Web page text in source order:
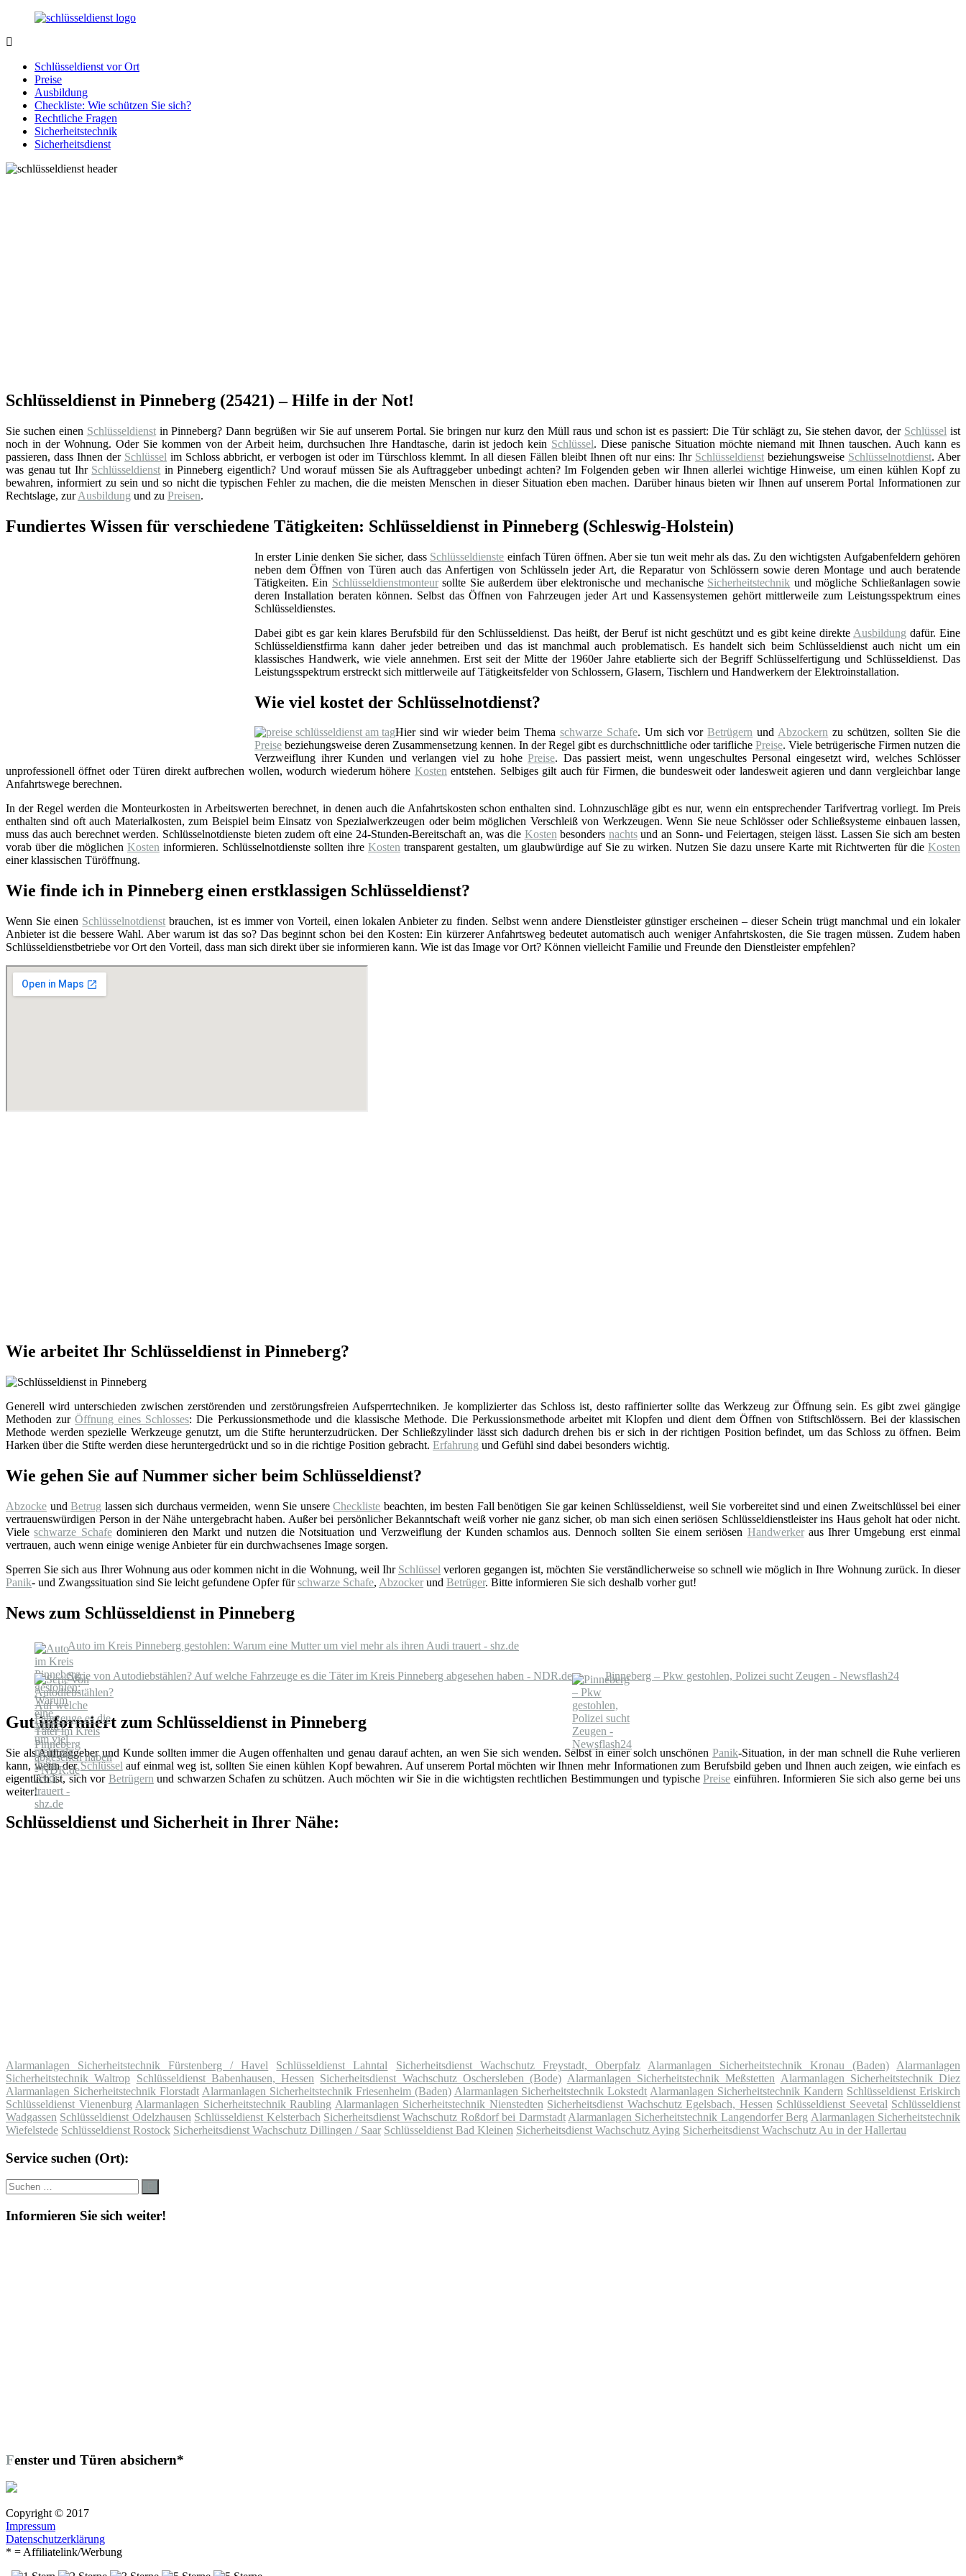
Zurück
Inhalt
Notlage
wird
gelöst!
Schlüsseldienst vor Ort
Preise
Ausbildung
Checkliste: Wie schützen Sie sich?
Rechtliche Fragen
Sicherheitstechnik
Sicherheitsdienst
Schlüsseldienst in Pinneberg (25421) – Hilfe in der Not!
Sie suchen einen Schlüsseldienstin Pinneberg? Dann begrüßen wir Sie auf unserem Portal. Sie bringen nur kurz den Müll raus und schon ist es passiert: Die Tür schlägt zu, Sie stehen davor, der Schlüssel ist
noch in der Wohnung. Oder Sie kommen von der Arbeit heim, durchsuchen Ihre Handtasche, darin ist jedoch kein Schlüssel. Diese panische Situation möchte niemand mit Ihnen tauschen. Auch kann es
passieren, dass Ihnen der Schlüssel im Schloss abbricht, er verbogen ist oder im Türschloss klemmt. In all diesen Fällen bleibt Ihnen oft nur eins: Ihr Schlüsseldienst beziehungsweise Schlüsselnotdienst. Aber
was genau tut Ihr Schlüsseldienst in Pinneberg eigentlich? Und worauf müssen Sie als Auftraggeber unbedingt achten? Im Folgenden geben wir Ihnen allerlei wichtige Hinweise, um einen kühlen Kopf zu
bewahren, informiert zu sein und so nicht die typischen Fehler zu machen, die die meisten Menschen in dieser Situation eben machen. Darüber hinaus bieten wir Ihnen auf unserem Portal Informationen zur
Rechtslage, zurAusbildung und zu Preisen.
Fundiertes Wissen für verschiedene Tätigkeiten: Schlüsseldienst in Pinneberg (Schleswig-Holstein)
In erster Linie denken Sie sicher, dass Schlüsseldienste einfach Türen öffnen. Aber sie tun weit mehr als das. Zu den wichtigsten Aufgabenfeldern gehören
neben dem Öffnen von Türen auch das Anfertigen von Schlüsseln jeder Art, die Reparatur von Schlössern sowie deren Montage und auch beratende
Tätigkeiten. Ein Schlüsseldienstmonteursollte Sie außerdem über elektronische und mechanische Sicherheitstechnik und mögliche Schließanlagen sowie
deren Installation beraten können. Selbst das Öffnen von Fahrzeugen jeder Art und Kassensystemen gehört mittlerweile zum Leistungsspektrum eines
Schlüsseldienstes.
Dabei gibt es gar kein klares Berufsbild für den Schlüsseldienst. Das heißt, der Beruf ist nicht geschützt und es gibt keine direkte Ausbildung dafür. Eine
Schlüsseldienstfirma kann daher jeder betreiben und das ist manchmal auch problematisch. Es handelt sich beim Schlüsseldienst auch nicht um ein
klassisches Handwerk, wie viele annehmen. Erst seit der Mitte der 1960er Jahre etablierte sich der Begriff Schlüsselfertigung und Schlüsseldienst. Das
Leistungsspektrum erstreckt sich mittlerweile auf Tätigkeitsfelder von Schlossern, Glasern, Tischlern und Handwerkern der Elektroinstallation.
Wie viel kostet der Schlüsselnotdienst?
Hier sind wir wieder beim Thema schwarze Schafe. Um sich vorBetrügern undAbzockern zu schützen, sollten Sie die
Preise beziehungsweise deren Zusammensetzung kennen. In der Regel gibt es durchschnittliche oder tarifliche Preise. Viele betrügerische Firmen nutzen die
Verzweiflung ihrer Kunden und verlangen viel zu hohe Preise. Das passiert meist, wenn ungeschultes Personal eingesetzt wird, welches Schlösser
unprofessionell öffnet oder Türen direkt aufbrechen wollen, wodurch wiederum höhere Kostenentstehen. Selbiges gilt auch für Firmen, die bundesweit oder landesweit agieren und dann vergleichbar lange
Anfahrtswege berechnen.
In der Regel werden die Monteurkosten in Arbeitswerten berechnet, in denen auch die Anfahrtskosten schon enthalten sind. Lohnzuschläge gibt es nur, wenn ein entsprechender Tarifvertrag vorliegt. Im Preis
enthalten sind oft auch Materialkosten, zum Beispiel beim Einsatz von Spezialwerkzeugen oder beim möglichen Verschleiß von Werkzeugen. Wenn Sie neue Schlösser oder Schließsysteme einbauen lassen,
muss das auch berechnet werden. Schlüsselnotdienste bieten zudem oft eine 24-Stunden-Bereitschaft an, was die Kostenbesonders nachtsund an Sonn- und Feiertagen, steigen lässt. Lassen Sie sich am besten
vorab über die möglichen Kosten informieren. Schlüsselnotdienste sollten ihre Kosten transparent gestalten, um glaubwürdige auf Sie zu wirken. Nutzen Sie dazu unsere Karte mit Richtwerten für die Kosten
einer klassischen Türöffnung.
Wie finde ich in Pinneberg einen erstklassigen Schlüsseldienst?
Wenn Sie einen Schlüsselnotdienst brauchen, ist es immer von Vorteil, einen lokalen Anbieter zu finden. Selbst wenn andere Dienstleister günstiger erscheinen – dieser Schein trügt manchmal und ein lokaler
Anbieter ist die bessere Wahl. Aber warum ist das so? Das beginnt schon bei den Kosten: Ein kürzerer Anfahrtsweg bedeutet automatisch auch weniger Anfahrtskosten, die Sie tragen müssen. Zudem haben
Schlüsseldienstbetriebe vor Ort den Vorteil, dass man sich direkt über sie informieren kann. Wie ist das Image vor Ort? Können vielleicht Familie und Freunde den Dienstleister empfehlen?
Wie arbeitet Ihr Schlüsseldienst in Pinneberg?
Generell wird unterschieden zwischen zerstörenden und zerstörungsfreien Aufsperrtechniken. Je komplizierter das Schloss ist, desto raffinierter sollte das Werkzeug zur Öffnung sein. Es gibt zwei gängige
Methoden zurÖffnung eines Schlosses: Die Perkussionsmethode und die klassische Methode. Die Perkussionsmethode arbeitet mit Klopfen und dient dem Öffnen von Stiftschlössern. Bei der klassischen
Methode werden spezielle Werkzeuge genutzt, um die Stifte herunterzudrücken. Der Schließzylinder lässt sich dadurch drehen bis er sich in der richtigen Position befindet, um das Schloss zu öffnen. Beim
Harken über die Stifte werden diese heruntergedrückt und so in die richtige Position gebracht. Erfahrung und Gefühl sind dabei besonders wichtig.
Wie gehen Sie auf Nummer sicher beim Schlüsseldienst?
Abzocke undBetrug lassen sich durchaus vermeiden, wenn Sie unsereCheckliste beachten, im besten Fall benötigen Sie gar keinen Schlüsseldienst, weil Sie vorbereitet sind und einen Zweitschlüssel bei einer
vertrauenswürdigen Person in der Nähe untergebracht haben. Außer bei persönlicher Bekanntschaft weiß vorher nie ganz sicher, ob man sich einen seriösen Schlüsseldienstleister ins Haus geholt hat oder nicht.
Vieleschwarze Schafedominieren den Markt und nutzen die Notsituation und Verzweiflung der Kunden schamlos aus. Dennoch sollten Sie einem seriösen Handwerkeraus Ihrer Umgebung erst einmal
vertrauen, auch wenn einige wenige Anbieter für ein durchwachsenes Image sorgen.
Sperren Sie sich aus Ihrer Wohnung aus oder kommen nicht in die Wohnung, weil Ihr Schlüssel verloren gegangen ist, möchten Sie verständlicherweise so schnell wie möglich in Ihre Wohnung zurück. In dieser
Panik- und Zwangssituation sind Sie leicht gefundene Opfer fürschwarze Schafe, Abzocker und Betrüger. Bitte informieren Sie sich deshalb vorher gut!
News zum Schlüsseldienst in Pinneberg
Auto im Kreis Pinneberg gestohlen: Warum eine Mutter um viel mehr als ihren Audi trauert - shz.de
Serie von Autodiebstählen? Auf welche Fahrzeuge es die Täter im Kreis Pinneberg abgesehen haben - NDR.de Pinneberg – Pkw gestohlen, Polizei sucht Zeugen - Newsflash24
Gut informiert zum Schlüsseldienst in Pinneberg
Sie als Auftraggeber und Kunde sollten immer die Augen offenhalten und genau darauf achten, an wen Sie sich wenden. Selbst in einer solch unschönenPanik-Situation, in der man schnell die Ruhe verlieren
kann, wenn derSchlüssel auf einmal weg ist, sollten Sie einen kühlen Kopf bewahren. Auf unserem Portal möchten wir Ihnen mehr Informationen zum Berufsbild geben und Ihnen auch zeigen, wie einfach es
eigentlich ist, sich vor Betrügern und schwarzen Schafen zu schützen. Auch möchten wir Sie in die wichtigsten rechtlichen Bestimmungen und typischePreise einführen. Informieren Sie sich also gerne bei uns
weiter!
Schlüsseldienst und Sicherheit in Ihrer Nähe:
Alarmanlagen Sicherheitstechnik Fürstenberg / Havel Schlüsseldienst Lahntal Sicherheitsdienst Wachschutz Freystadt, Oberpfalz Alarmanlagen Sicherheitstechnik Kronau (Baden)
Alarmanlagen
Sicherheitstechnik Waltrop Schlüsseldienst Babenhausen, Hessen Sicherheitsdienst Wachschutz Oschersleben (Bode) Alarmanlagen Sicherheitstechnik Meßstetten Alarmanlagen Sicherheitstechnik Diez
Alarmanlagen Sicherheitstechnik Florstadt Alarmanlagen Sicherheitstechnik Friesenheim (Baden) Alarmanlagen Sicherheitstechnik Lokstedt Alarmanlagen Sicherheitstechnik Kandern Schlüsseldienst Eriskirch
Schlüsseldienst Vienenburg Alarmanlagen Sicherheitstechnik Raubling Alarmanlagen Sicherheitstechnik Nienstedten Sicherheitsdienst Wachschutz Egelsbach, Hessen Schlüsseldienst Seevetal Schlüsseldienst
Wadgassen Schlüsseldienst Odelzhausen Schlüsseldienst Kelsterbach Sicherheitsdienst Wachschutz Roßdorf bei Darmstadt Alarmanlagen Sicherheitstechnik Langendorfer Berg Alarmanlagen Sicherheitstechnik
Wiefelstede Schlüsseldienst Rostock Sicherheitsdienst Wachschutz Dillingen / Saar Schlüsseldienst Bad Kleinen Sicherheitsdienst Wachschutz Aying Sicherheitsdienst Wachschutz Au in der Hallertau
Service suchen (Ort):
Suche
nach:
Informieren Sie sich weiter!
Fenster und Türen absichern*
Copyright © 2017
Impressum
Datenschutzerklärung
* = Affiliatelink/Werbung